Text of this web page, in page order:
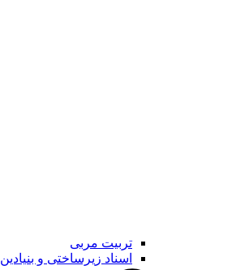
تربیت مربی
اسناد زیرساختی و بنیادین